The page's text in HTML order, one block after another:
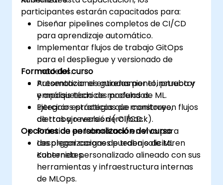
participantes estarán capacitados para:
Diseñar pipelines completos de CI/CD
para aprendizaje automático.
Implementar flujos de trabajo GitOps
para el despliegue y versionado de
modelos.
Automatizar el entrenamiento, prueba y
empaquetado de modelos de ML.
Integrar estrategias de monitoreo,
alertas y reversión (rollback).
Formato del curso
Presentaciones guiadas por el instructor
y análisis técnicos profundos.
Ejercicios prácticos que construyen flujos
de trabajo reales de CI/CD.
Práctica en laboratorio en vivo para
desplegar cargas de trabajo de ML en
Kubernetes.
Opciones de personalización del curso
Las organizaciones pueden solicitar
contenido personalizado alineado con sus
herramientas y infraestructura internas
de MLOps.